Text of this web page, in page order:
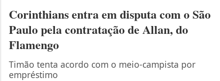
Corinthians entra em disputa com o São
Paulo pela contratação de Allan, do
Flamengo
Timão tenta acordo com o meio-campista por
empréstimo